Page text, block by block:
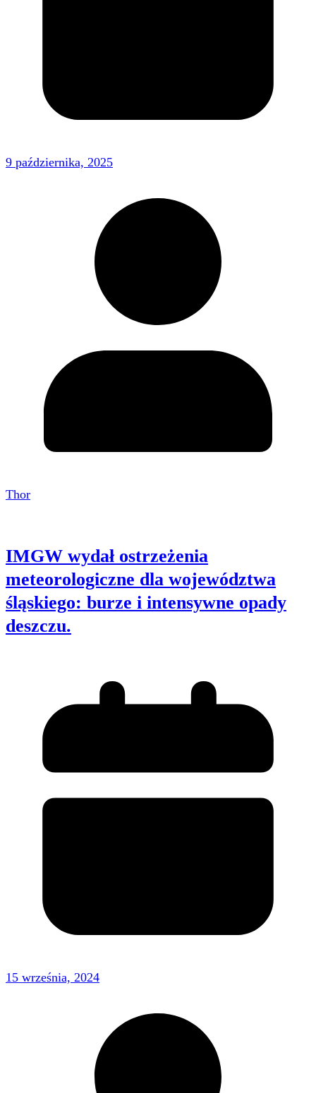
9 października, 2025
Thor
IMGW wydał ostrzeżenia
meteorologiczne dla województwa
śląskiego: burze i intensywne opady
deszczu.
15 września, 2024